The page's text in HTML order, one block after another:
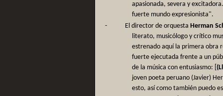
apasionada, severa y
fuerte mundo expresionista".
-
El director de orquesta Herman
literato, musicólogo y crítico
estrenado aquí la primera obra
fuerte ejecutada frente a un
de la música con entusiasmo: [
joven poeta peruano (Javier)
esto, así como también puedo